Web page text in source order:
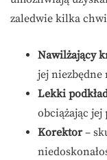
zaledwie kilka
Nawilżający
jej niezbędne
Lekki
obciążając jej
Korektor–